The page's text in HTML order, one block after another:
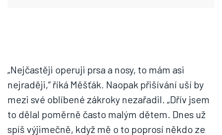
„Nejčastěji operuji prsa a nosy, to mám asi
nejraději,“ říká Měšťák. Naopak přišívání uší by
mezi své oblíbené zákroky nezařadil. „Dřív jsem
to dělal poměrně často malým dětem. Dnes už
spíš výjimečně, když mě o to poprosí někdo ze